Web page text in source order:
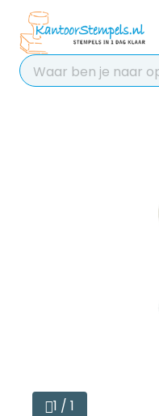
Chat
voor hulp
Contact
1 / 1